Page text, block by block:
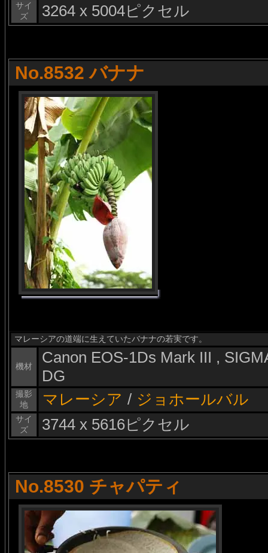
サイ
ズ
3264 x 5004ピクセル
No.8532 バナナ
マレーシアの道端に生えていたバナナの若実です。
機材
Canon EOS-1Ds Mark III ,
DG
撮影
地
マレーシア / ジョホールバル
サイ
ズ
3744 x 5616ピクセル
No.8530 チャパティ